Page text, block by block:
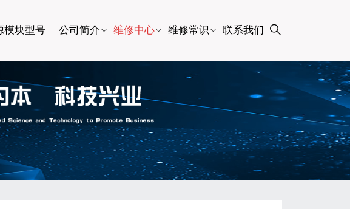
模块型号 公司简介 维修中心 维修常识 联系我们